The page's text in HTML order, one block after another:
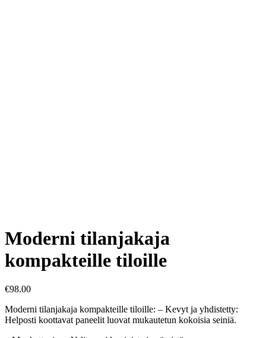
Moderni tilanjakaja
kompakteille tiloille
€98.00
Moderni tilanjakaja kompakteille tiloille: – Kevyt ja yhdistetty:
Helposti koottavat paneelit luovat mukautetun kokoisia seiniä.